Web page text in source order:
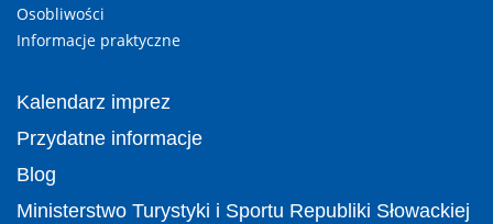
Osobliwości
Informacje praktyczne
Kalendarz imprez
Przydatne informacje
Blog
Ministerstwo Turystyki i Sportu Republiki Słowackiej